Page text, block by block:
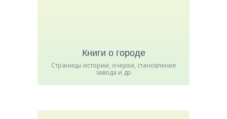
Книги о городе
Страницы истории, очерки, становление
завода и др